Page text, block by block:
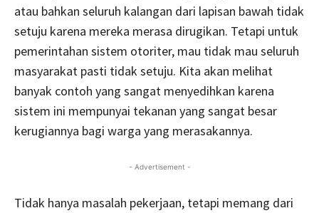
atau bahkan seluruh kalangan dari lapisan bawah tidak
setuju karena mereka merasa dirugikan. Tetapi untuk
pemerintahan sistem otoriter, mau tidak mau seluruh
masyarakat pasti tidak setuju. Kita akan melihat
banyak contoh yang sangat menyedihkan karena
sistem ini mempunyai tekanan yang sangat besar
kerugiannya bagi warga yang merasakannya.
- Advertisement -
Tidak hanya masalah pekerjaan, tetapi memang dari